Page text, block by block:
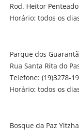
Rod. Heitor
Horário: todos os
Parque dos
Rua Santa Rita do
Telefone: (19)3278-
Horário: todos os
Bosque da Paz